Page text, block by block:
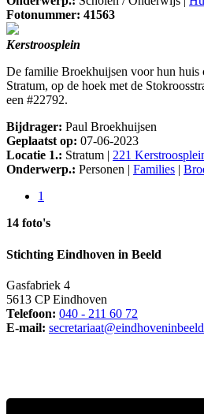
Fotonummer: 41563
Kerstroosplein
De familie Broekhuijsen voor hun huis
Stratum, op de hoek met de
een #22792.
Bijdrager: Paul Broekhuijsen
Geplaatst op: 07-06-2023
Locatie 1.: Stratum | 221
Onderwerp.: Personen | Families |
1
14 foto's
Stichting Eindhoven in Beeld
Gasfabriek 4
5613 CP Eindhoven
Telefoon: 040 - 211 60 72
E-mail: